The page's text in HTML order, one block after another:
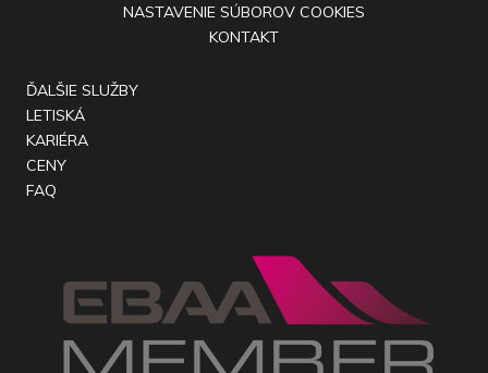
NASTAVENIE SÚBOROV COOKIES
KONTAKT
ĎALŠIE SLUŽBY
LETISKÁ
KARIÉRA
CENY
FAQ